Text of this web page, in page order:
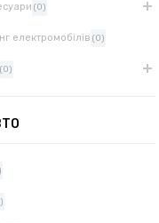
(0)
електромобілів (0)
(0)